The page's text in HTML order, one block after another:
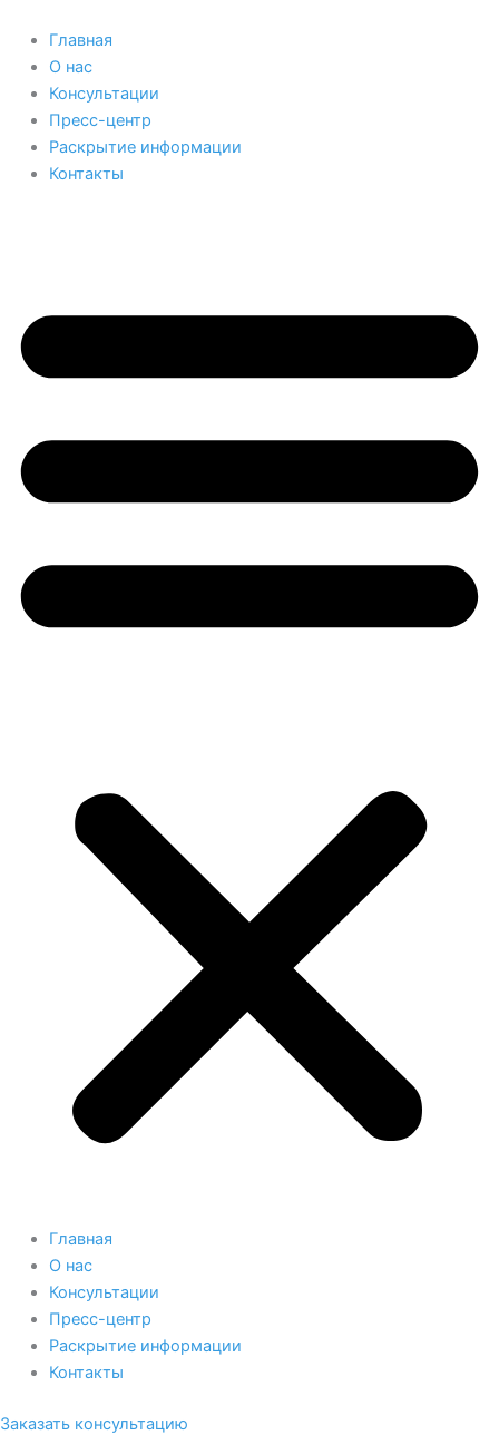
содержимому
Главная
О нас
Консультации
Пресс-центр
Раскрытие информации
Контакты
Главная
О нас
Консультации
Пресс-центр
Раскрытие информации
Контакты
Заказать консультацию